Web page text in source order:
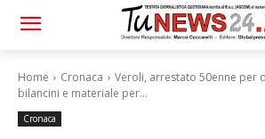
Home Cronaca
Veroli, arrestato 50enne per
bilancini e materiale per...
Cronaca